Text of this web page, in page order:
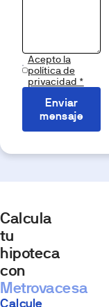
Acepto la
política de
privacidad *
Enviar
mensaje
Calcula
tu
hipoteca
con
Metrovacesa
Calcule